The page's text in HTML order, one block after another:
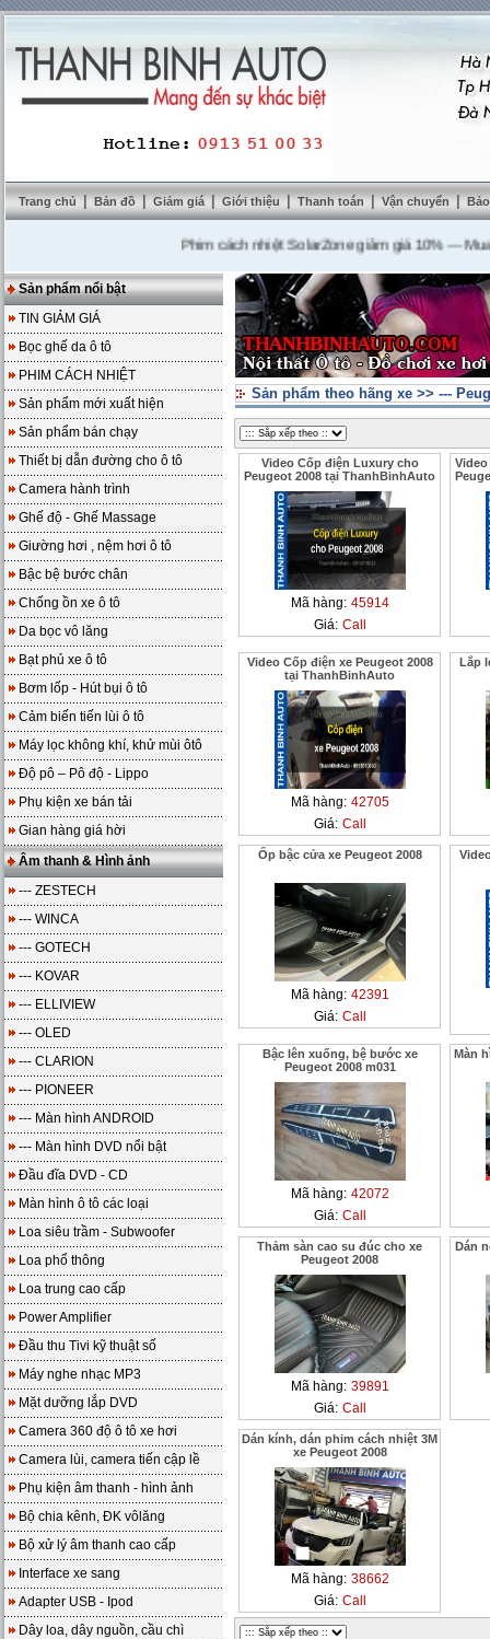
Trang chủ | Bản đồ | Giảm giá | Giới thiệu | Thanh toán | Vận chuyển |
Phim cách nhiệt SolarZone giảm giá 10%---Mua
Sản phẩm nổi bật
TIN GIẢM GIÁ
Bọc ghế da ô tô
PHIM CÁCH NHIỆT
Sản phẩm mới xuất hiện
Sản phẩm bán chạy
Thiết bị dẫn đường cho ô tô
Camera hành trình
Ghế độ - Ghế Massage
Giường hơi , nệm hơi ô tô
Bậc bệ bước chân
Chống ồn xe ô tô
Da bọc vô lăng
Bạt phủ xe ô tô
Bơm lốp - Hút bụi ô tô
Cảm biến tiến lùi ô tô
Máy lọc không khí, khử mùi ôtô
Độ pô – Pô độ - Lippo
Phụ kiện xe bán tải
Gian hàng giá hời
Âm thanh & Hình ảnh
--- ZESTECH
--- WINCA
--- GOTECH
--- KOVAR
--- ELLIVIEW
--- OLED
--- CLARION
--- PIONEER
--- Màn hình ANDROID
--- Màn hình DVD nổi bật
Đầu đĩa DVD - CD
Màn hình ô tô các loại
Loa siêu trầm - Subwoofer
Loa phổ thông
Loa trung cao cấp
Power Amplifier
Đầu thu Tivi kỹ thuật số
Máy nghe nhạc MP3
Mặt dưỡng lắp DVD
Camera 360 độ ô tô xe hơi
Camera lùi, camera tiến cập lề
Phụ kiện âm thanh - hình ảnh
Bộ chia kênh, ĐK vôlăng
Bộ xử lý âm thanh cao cấp
Interface xe sang
Adapter USB - Ipod
Dây loa, dây nguồn, cầu chì
Sản phẩm theo hãng xe >> ---
Video Cốp điện Luxury cho
Peugeot 2008 tại ThanhBinhAuto
Mã hàng: 45914
Giá: Call
Video Cốp điện xe Peugeot 2008
tại ThanhBinhAuto
Mã hàng: 42705
Giá: Call
Lắp
Ốp bậc cửa xe Peugeot 2008
Mã hàng: 42391
Giá: Call
Bậc lên xuống, bệ bước xe
Peugeot 2008 m031
Mã hàng: 42072
Giá: Call
Màn
Thảm sàn cao su đúc cho xe
Peugeot 2008
Mã hàng: 39891
Giá: Call
Dán
Dán kính, dán phim cách nhiệt 3M
xe Peugeot 2008
Mã hàng: 38662
Giá: Call